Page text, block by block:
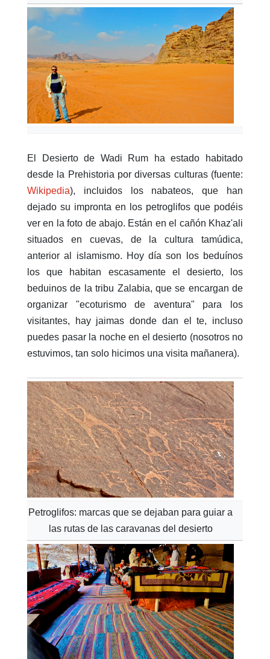
El Desierto de Wadi Rum ha estado habitado
desde la Prehistoria por diversas culturas (fuente:
Wikipedia), incluidos los nabateos, que han
dejado su impronta en los petroglifos que podéis
ver en la foto de abajo. Están en el cañón Khaz'ali
situados en cuevas, de la cultura tamúdica,
anterior al islamismo. Hoy día son los beduínos
los que habitan escasamente el desierto, los
beduinos de la tribu Zalabia, que se encargan de
organizar "ecoturismo de aventura" para los
visitantes, hay jaimas donde dan el te, incluso
puedes pasar la noche en el desierto (nosotros no
estuvimos, tan solo hicimos una visita mañanera).
Petroglifos: marcas que se dejaban para guiar a
las rutas de las caravanas del desierto